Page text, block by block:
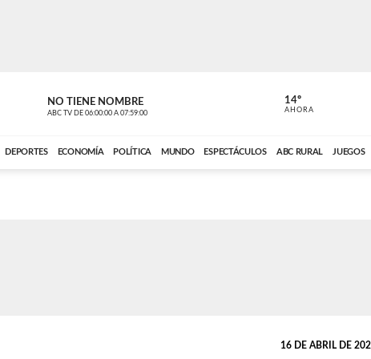
NO TIENE NOMBRE
ABC TV DE 06:00:00 A 07:59:00 ABC CARDINAL
14º
AHORA
DEPORTES ECONOMÍA POLÍTICA MUNDO ESPECTÁCULOS ABC RURAL JUEGOS
16 DE ABRIL DE